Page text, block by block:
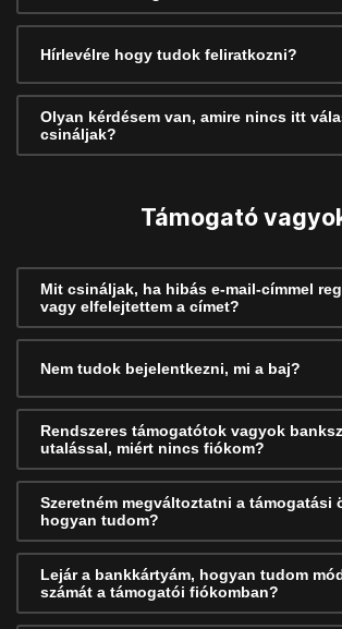
Hírlevélre hogy tudok feliratkozni?
Olyan kérdésem van, amire nincs itt
csináljak?
Támogató
Mit csináljak, ha hibás e-mail-címmel
vagy elfelejtettem a címet?
Nem tudok bejelentkezni, mi a baj?
Rendszeres támogatótok vagyok
utalással, miért nincs fiókom?
Szeretném megváltoztatni a támogatási
hogyan tudom?
Lejár a bankkártyám, hogyan tudom
számát a támogatói fiókomban?